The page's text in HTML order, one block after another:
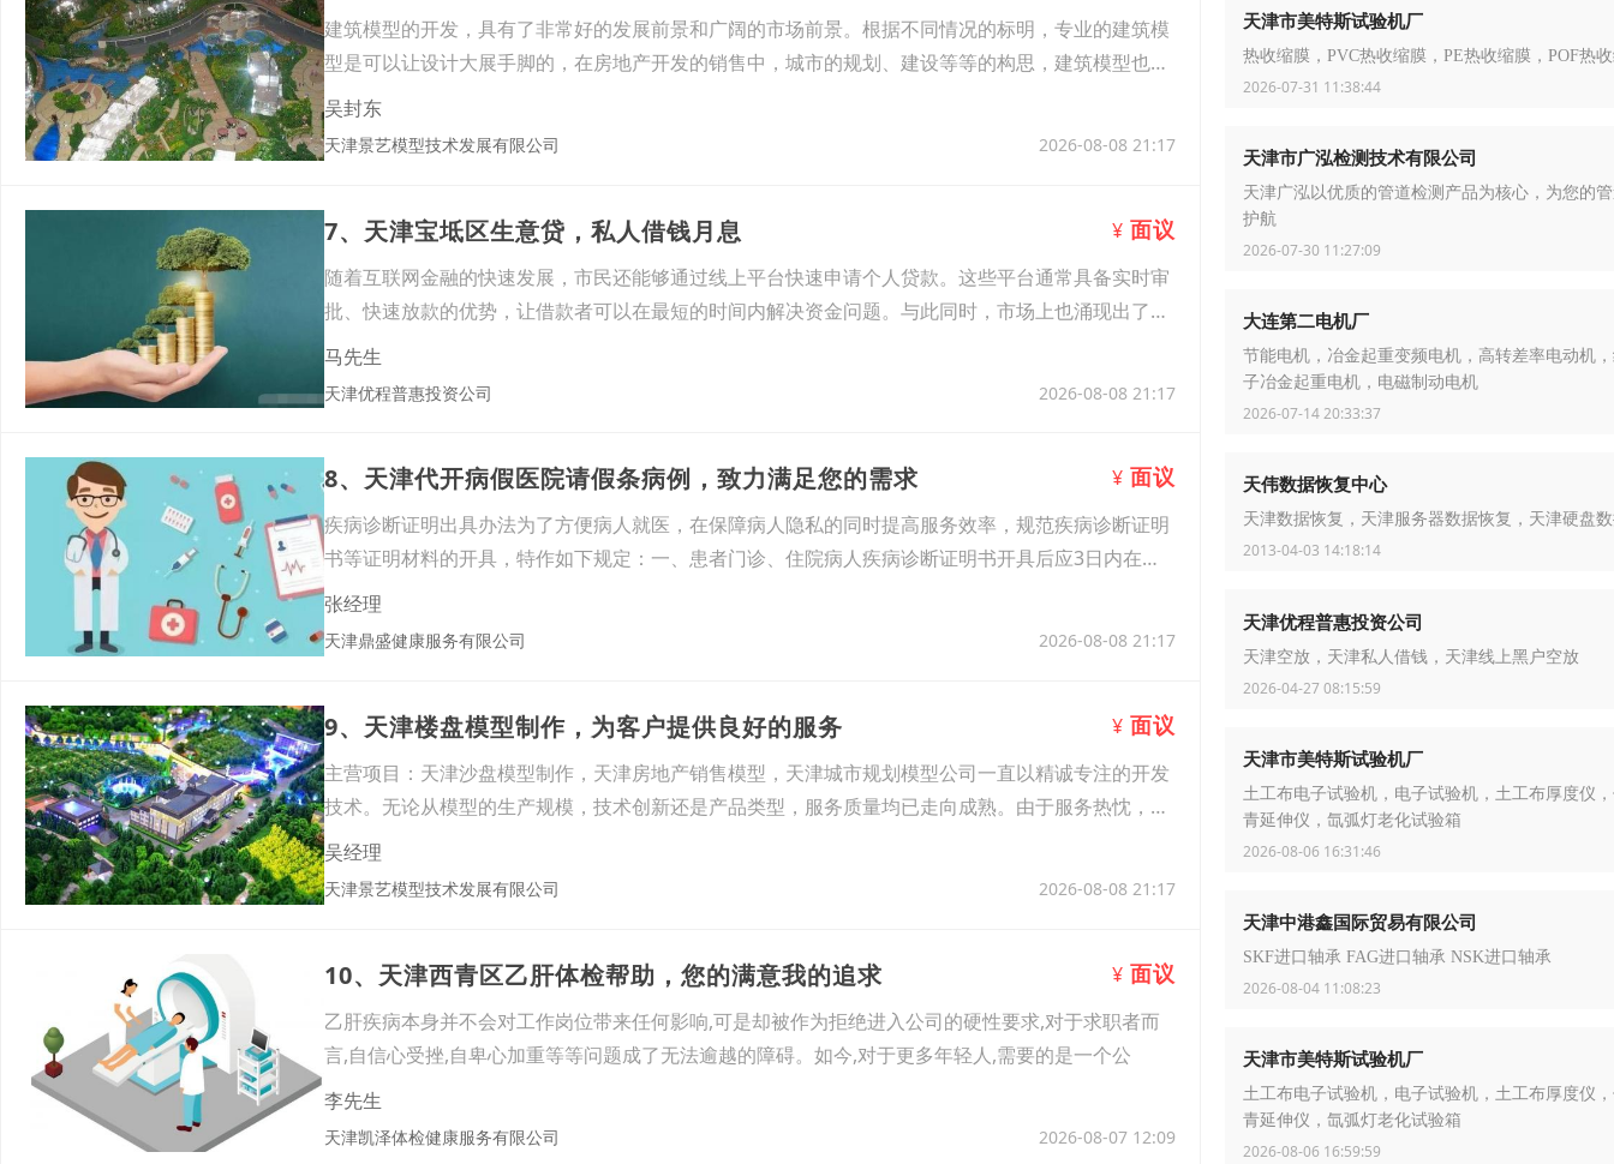
建筑模型的开发，具有了非常好的发展前景和广阔的市场前景。根据不同情况的标明，专业的建筑模
型是可以让设计大展手脚的，在房地产开发的销售中，城市的规划、建设等等的构思，建筑模型也开
始标
吴封东
天津景艺模型技术发展有限公司 2026-08-08 21:17
7、天津宝坻区生意贷，私人借钱月息 ¥ 面议
随着互联网金融的快速发展，市民还能够通过线上平台快速申请个人贷款。这些平台通常具备实时审
批、快速放款的优势，让借款者可以在最短的时间内解决资金问题。与此同时，市场上也涌现出了一
些信
马先生
天津优程普惠投资公司 2026-08-08 21:17
8、天津代开病假医院请假条病例，致力满足您的需求 ¥ 面议
疾病诊断证明出具办法为了方便病人就医，在保障病人隐私的同时提高服务效率，规范疾病诊断证明
书等证明材料的开具，特作如下规定：一、患者门诊、住院病人疾病诊断证明书开具后应3日内在门
诊服
张经理
天津鼎盛健康服务有限公司 2026-08-08 21:17
9、天津楼盘模型制作，为客户提供良好的服务 ¥ 面议
主营项目：天津沙盘模型制作，天津房地产销售模型，天津城市规划模型公司一直以精诚专注的开发
技术。无论从模型的生产规模，技术创新还是产品类型，服务质量均已走向成熟。由于服务热忱，认
真负
吴经理
天津景艺模型技术发展有限公司 2026-08-08 21:17
10、天津西青区乙肝体检帮助，您的满意我的追求 ¥ 面议
乙肝疾病本身并不会对工作岗位带来任何影响,可是却被作为拒绝进入公司的硬性要求,对于求职者而
言,自信心受挫,自卑心加重等等问题成了无法逾越的障碍。如今,对于更多年轻人,需要的是一个公
李先生
天津凯泽体检健康服务有限公司 2026-08-07 12:09
天津市美特斯试验机厂
热收缩膜，PVC热收缩膜，PE热收缩膜，POF热
2026-07-31 11:38:44
天津市广泓检测技术有限公司
天津广泓以优质的管道检测产品为核心，为您的
护航
2026-07-30 11:27:09
大连第二电机厂
节能电机，冶金起重变频电机，高转差率电动机
子冶金起重电机，电磁制动电机
2026-07-14 20:33:37
天伟数据恢复中心
天津数据恢复，天津服务器数据恢复，天津硬盘
2013-04-03 14:18:14
天津优程普惠投资公司
天津空放，天津私人借钱，天津线上黑户空放
2026-04-27 08:15:59
天津市美特斯试验机厂
土工布电子试验机，电子试验机，土工布厚度仪
青延伸仪，氙弧灯老化试验箱
2026-08-06 16:31:46
天津中港鑫国际贸易有限公司
SKF进口轴承 FAG进口轴承 NSK进口轴承
2026-08-04 11:08:23
天津市美特斯试验机厂
土工布电子试验机，电子试验机，土工布厚度仪
青延伸仪，氙弧灯老化试验箱
2026-08-06 16:59:59